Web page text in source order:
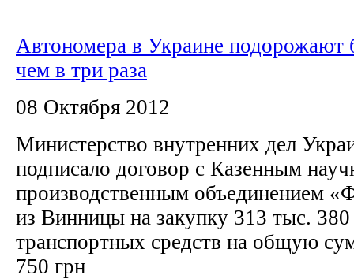
Автономера в Украине подорожают
чем в три раза
08 Октября 2012
Министерство внутренних дел
подписало договор с Казенным
производственным объединением
из Винницы на закупку 313 тыс.
транспортных средств на общую
750 грн